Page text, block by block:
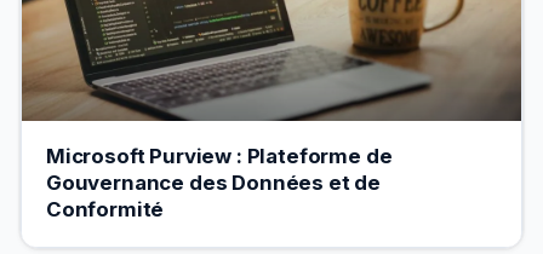
Microsoft Purview : Plateforme de
Gouvernance des Données et de
Conformité